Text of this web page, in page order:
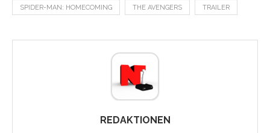
SPIDER-MAN: HOMECOMING THE AVENGERS TRAILER
REDAKTIONEN